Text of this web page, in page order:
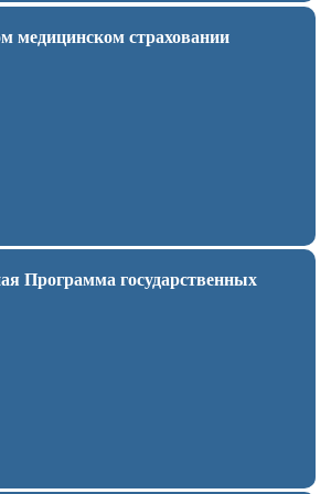
медицинском страховании
Программа государственных